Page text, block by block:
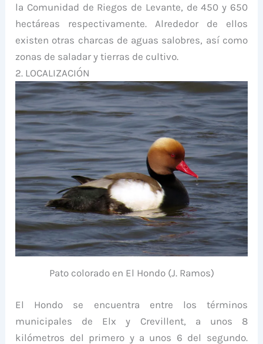
la Comunidad de Riegos de Levante, de 450 y 650
hectáreas respectivamente. Alrededor de ellos
existen otras charcas de aguas salobres, así como
zonas de saladar y tierras de cultivo.
2. LOCALIZACIÓN
Pato colorado en El Hondo (J. Ramos)
El Hondo se encuentra entre los términos
municipales de Elx y Crevillent, a unos 8
kilómetros del primero y a unos 6 del segundo.